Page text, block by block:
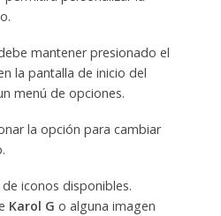
mantener presionado el
la pantalla de inicio del
menú de opciones.
la opción para cambiar
iconos disponibles.
Karol G o alguna imagen